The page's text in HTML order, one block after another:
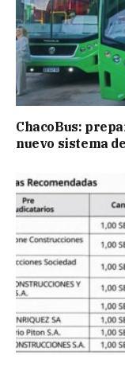
ChacoBus:
nuevo sistema